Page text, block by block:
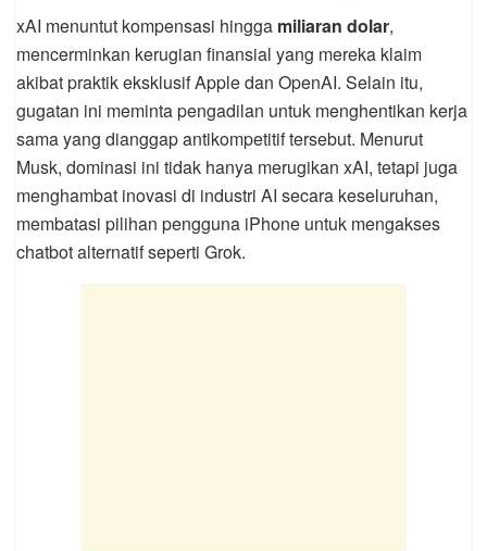
xAI menuntut kompensasi hingga miliaran dolar,
mencerminkan kerugian finansial yang mereka klaim
akibat praktik eksklusif Apple dan OpenAI. Selain itu,
gugatan ini meminta pengadilan untuk menghentikan kerja
sama yang dianggap antikompetitif tersebut. Menurut
Musk, dominasi ini tidak hanya merugikan xAI, tetapi juga
menghambat inovasi di industri AI secara keseluruhan,
membatasi pilihan pengguna iPhone untuk mengakses
chatbot alternatif seperti Grok.